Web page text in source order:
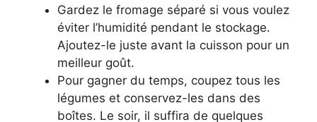
Gardez le fromage séparé si vous voulez
éviter l’humidité pendant le stockage.
Ajoutez-le juste avant la cuisson pour un
meilleur goût.
Pour gagner du temps, coupez tous les
légumes et conservez-les dans des
boîtes. Le soir, il suffira de quelques